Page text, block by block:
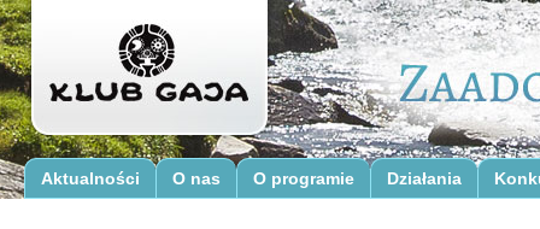
Aktualności O nas O programie Działania